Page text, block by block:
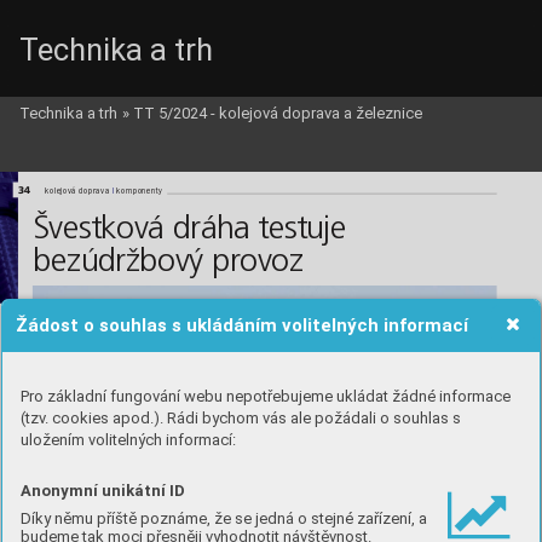
Žádost o souhlas s ukládáním volitelných informací
Pro základní fungování webu nepotřebujeme ukládat žádné informace
(tzv. cookies apod.). Rádi bychom vás ale požádali o souhlas s
uložením volitelných informací:
Anonymní unikátní ID
Díky němu příště poznáme, že se jedná o stejné zařízení, a
budeme tak moci přesněji vyhodnotit návštěvnost.
kolejová doprava komponenty
34
Švestková dráha testuje
bezúdržbový provoz
Technika a trh
Technika a trh » TT 5/2024 - kolejová doprava a železnice